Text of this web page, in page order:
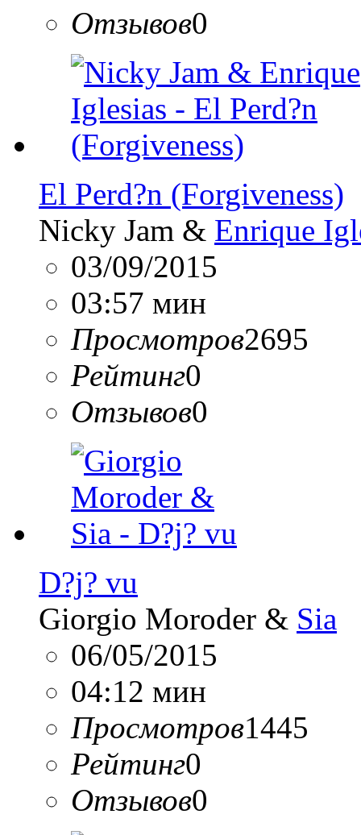
Отзывов0
El Perd?n (Forgiveness)
Nicky Jam & Enrique
03/09/2015
03:57 мин
Просмотров2695
Рейтинг0
Отзывов0
D?j? vu
Giorgio Moroder & Sia
06/05/2015
04:12 мин
Просмотров1445
Рейтинг0
Отзывов0